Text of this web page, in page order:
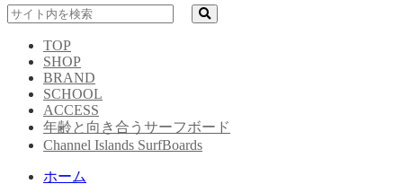
TOP
SHOP
BRAND
SCHOOL
ACCESS
年齢と向き合うサーフボード
Channel Islands SurfBoards
ホーム